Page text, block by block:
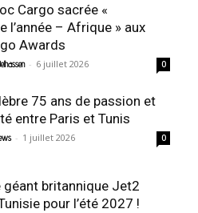
Cargo sacrée «
l’année – Afrique » aux
Awards
- 6 juillet 2026 0
75 ans de passion et
entre Paris et Tunis
- 1 juillet 2026 0
géant britannique Jet2
pour l’été 2027 !